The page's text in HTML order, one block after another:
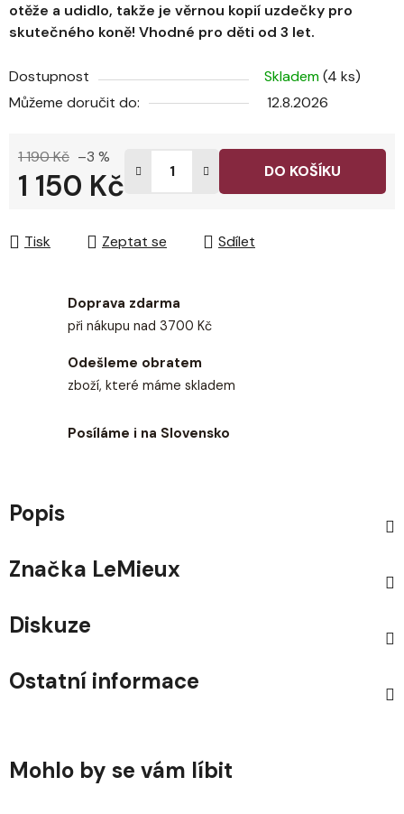
otěže a udidlo, takže je věrnou kopií uzdečky pro
skutečného koně! Vhodné pro děti od 3 let.
Dostupnost Skladem(4 ks)
Můžeme doručit do:
12.8.2026
1 190 Kč –3 %
1 150 Kč DO KOŠÍKU
Tisk Zeptat se Sdílet
Doprava zdarma
při nákupu nad 3700 Kč
Odešleme obratem
zboží, které máme skladem
Posíláme i na Slovensko
Popis
Značka LeMieux
Diskuze
Ostatní informace
Mohlo by se vám líbit